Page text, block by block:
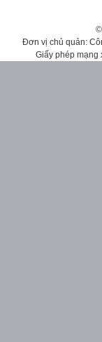
Đơn vị chủ quản:
Giấy phép mạng